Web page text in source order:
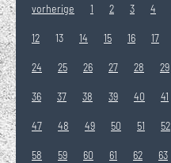
vorherige 1 2 3 4
12 13 14 15 16 17
24 25 26 27 28 29
36 37 38 39 40 41
47 48 49 50 51 52
58 59 60 61 62 63